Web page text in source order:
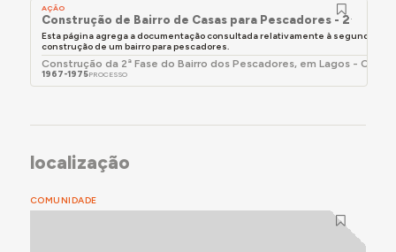
AÇÃO
Construção de Bairro de Casas para Pescadores - 2ª Fase,
Esta página agrega a documentação consultada relativamente à segunda
construção de um bairro para pescadores.
Construção da 2ª Fase do Bairro dos Pescadores, em Lagos -
1967-1975PROCESSO
localização
COMUNIDADE